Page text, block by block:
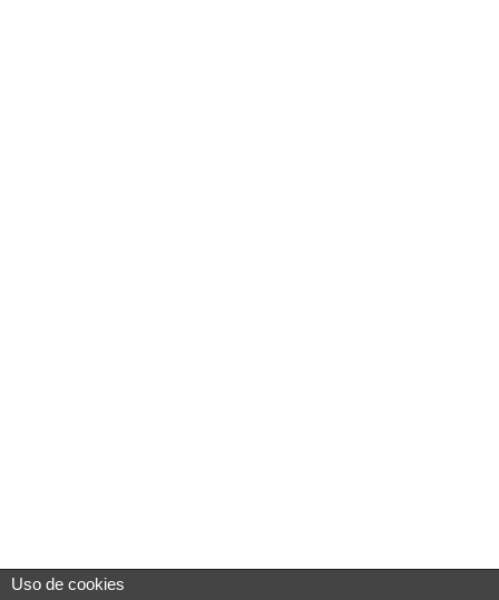
Uso de cookies